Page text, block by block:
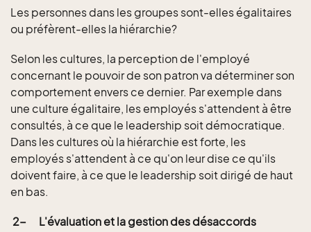
Les personnes dans les groupes sont-elles égalitaires
ou préfèrent-elles la hiérarchie?
Selon les cultures, la perception de l'employé
concernant le pouvoir de son patron va déterminer son
comportement envers ce dernier. Par exemple dans
une culture égalitaire, les employés s'attendent à être
consultés, à ce que le leadership soit démocratique.
Dans les cultures où la hiérarchie est forte, les
employés s'attendent à ce qu'on leur dise ce qu'ils
doivent faire, à ce que le leadership soit dirigé de haut
en bas.
2- L'évaluation et la gestion des désaccords